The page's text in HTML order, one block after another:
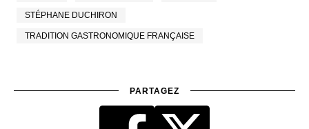
STÉPHANE DUCHIRON
TRADITION GASTRONOMIQUE FRANÇAISE
PARTAGEZ